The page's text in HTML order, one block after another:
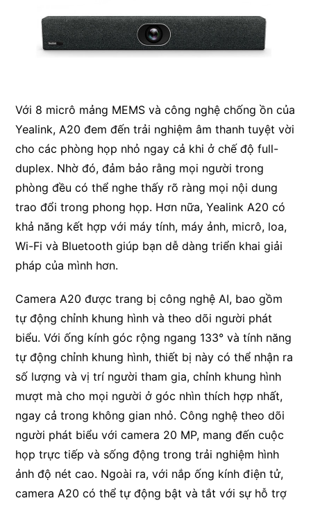
Với 8 micrô mảng MEMS và công nghệ chống ồn của
Yealink, A20 đem đến trải nghiệm âm thanh tuyệt vời
cho các phòng họp nhỏ ngay cả khi ở chế độ full-
duplex. Nhờ đó, đảm bảo rằng mọi người trong
phòng đều có thể nghe thấy rõ ràng mọi nội dung
trao đổi trong phong họp. Hơn nữa, Yealink A20 có
khả năng kết hợp với máy tính, máy ảnh, micrô, loa,
Wi-Fi và Bluetooth giúp bạn dễ dàng triển khai giải
pháp của mình hơn.
Camera A20 được trang bị công nghệ AI, bao gồm
tự động chỉnh khung hình và theo dõi người phát
biểu. Với ống kính góc rộng ngang 133° và tính năng
tự động chỉnh khung hình, thiết bị này có thể nhận ra
số lượng và vị trí người tham gia, chỉnh khung hình
mượt mà cho mọi người ở góc nhìn thích hợp nhất,
ngay cả trong không gian nhỏ. Công nghệ theo dõi
người phát biểu với camera 20 MP, mang đến cuộc
họp trực tiếp và sống động trong trải nghiệm hình
ảnh độ nét cao. Ngoài ra, với nắp ống kính điện tử,
camera A20 có thể tự động bật và tắt với sự hỗ trợ